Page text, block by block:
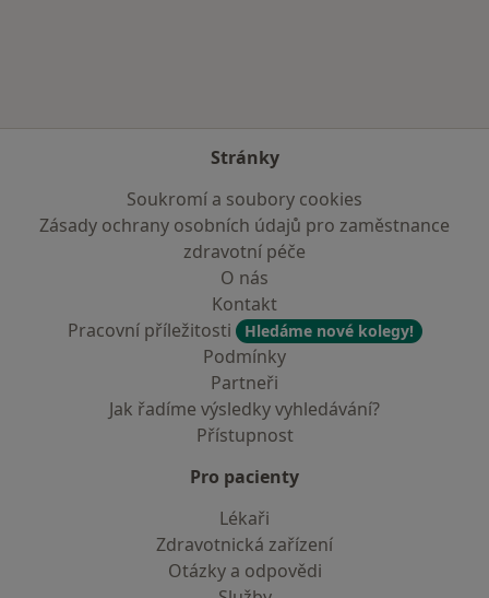
Stránky
Soukromí a soubory cookies
Zásady ochrany osobních údajů pro zaměstnance
zdravotní péče
O nás
Kontakt
Pracovní příležitosti
Hledáme nové kolegy!
Podmínky
Partneři
Jak řadíme výsledky vyhledávání?
Přístupnost
Pro pacienty
Lékaři
Zdravotnická zařízení
Otázky a odpovědi